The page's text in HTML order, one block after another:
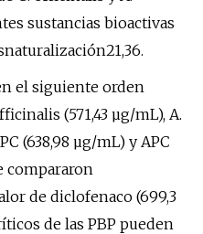
sustancias bioactivas
el siguiente orden
(571,43 µg/mL), A.
(638,98 µg/mL) y APC
compararon
de diclofenaco (699,3
de las PBP pueden